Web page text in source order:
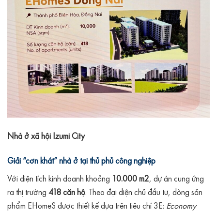
Nhà ở xã hội Izumi City
Giải “cơn khát” nhà ở tại thủ phủ công nghiệp
Với diện tích kinh doanh khoảng 10.000 m2, dự án cung ứng
ra thị trường 418 căn hộ. Theo đại diện chủ đầu tư, dòng sản
phẩm EHomeS được thiết kế dựa trên tiêu chí 3E: Economy